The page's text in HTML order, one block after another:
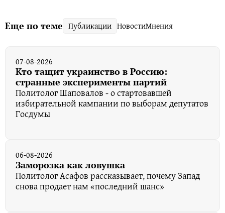
Еще по теме Публикации НовостиМнения
07-08-2026
Кто тащит украинство в Россию:
странные эксперименты партий
Политолог Шаповалов - о стартовавшей
избирательной кампании по выборам депутатов
Госдумы
06-08-2026
Заморозка как ловушка
Политолог Асафов рассказывает, почему Запад
снова продает нам «последний шанс»